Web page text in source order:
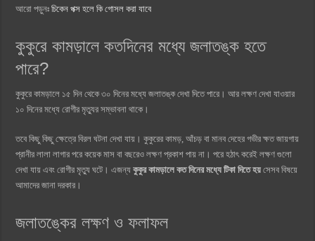
আরো পড়ুনঃচিকেন পক্স হলে কি গোসল করা যাবে
কুকুরে কামড়ালে কতদিনের মধ্যে জলাতঙ্ক হতে
পারে?
কুকুরে কামড়ালে ১৫ দিন থেকে ৩০ দিনের মধ্যে জলাতঙ্ক দেখা দিতে পারে। আর লক্ষণ দেখা যাওয়ার
১০ দিনের মধ্যে রোগীর মৃত্যুর সম্ভাবনা থাকে।
তবে কিছু কিছু ক্ষেত্রে বিরল ঘটনা দেখা যায়। কুকুরের কামড়, আঁচড় বা মানব দেহের গভীর ক্ষত জায়গায়
প্রানীর লালা লাগার পরে কয়েক মাস বা বছরেও লক্ষণ প্রকাশ পায় না। পরে হঠাৎ করেই লক্ষণ গুলো
দেখা যায় এবং রোগীর মৃত্যু ঘটে। এজন্যকুকুর কামড়ালে কত দিনের মধ্যে টিকা দিতে হয় সেসব বিষয়ে
আমাদের জানা দরকার।
জলাতঙ্কের লক্ষণ ও ফলাফল